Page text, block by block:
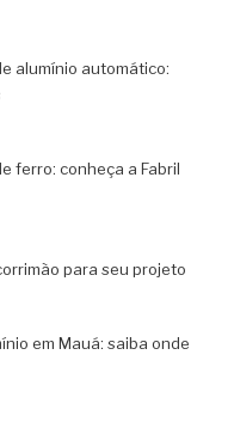
alumínio automático:
ferro: conheça a Fabril
para seu projeto
em Mauá: saiba onde